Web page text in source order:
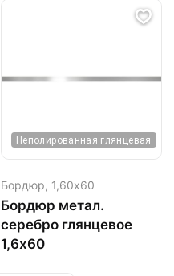
Неполированная глянцевая
Бордюр, 1,60х60
Бордюр метал.
серебро глянцевое
1,6х60